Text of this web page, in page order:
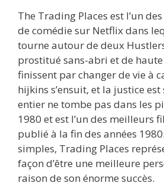
The Trading Places est l’un
de comédie sur Netflix dans
tourne autour de deux
prostitué sans-abri et de
finissent par changer de vie à
hijkins s’ensuit, et la justice est
entier ne tombe pas dans les
1980 et est l’un des meilleurs
publié à la fin des années
simples, Trading Places
façon d’être une meilleure
raison de son énorme succès.